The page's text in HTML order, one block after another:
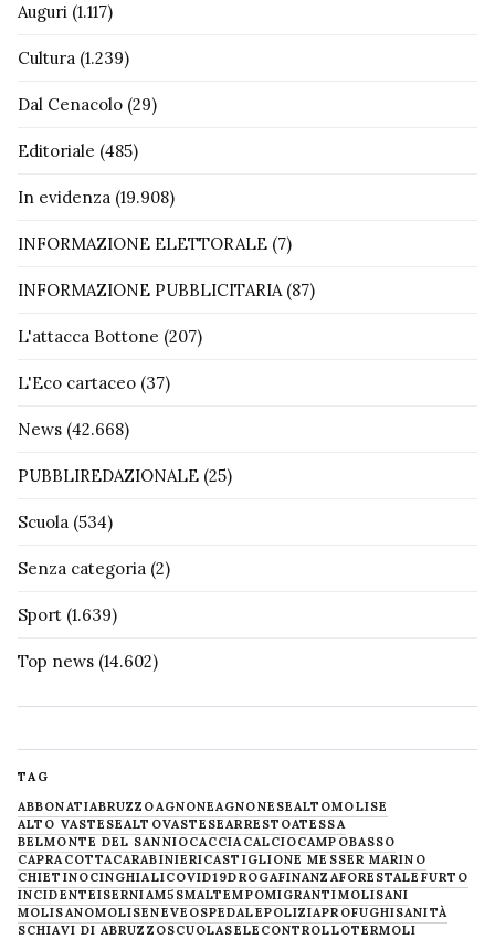
Auguri (1.117)
Cultura (1.239)
Dal Cenacolo (29)
Editoriale (485)
In evidenza (19.908)
INFORMAZIONE ELETTORALE (7)
INFORMAZIONE PUBBLICITARIA(87)
L'attacca Bottone (207)
L'Eco cartaceo (37)
News (42.668)
PUBBLIREDAZIONALE (25)
Scuola (534)
Senza categoria (2)
Sport (1.639)
Top news (14.602)
TAG
ABBONATIABRUZZOAGNONEAGNONESEALTOMOLISE
ALTO VASTESEALTOVASTESEARRESTOATESSA
BELMONTE DEL SANNIOCACCIACALCIOCAMPOBASSO
CAPRACOTTACARABINIERICASTIGLIONE MESSER MARINO
CHIETINOCINGHIALICOVID19DROGAFINANZAFORESTALE FURTO
INCIDENTEISERNIAM5SMALTEMPOMIGRANTIMOLISANI
MOLISANOMOLISENEVE OSPEDALEPOLIZIAPROFUGHISANITÀ
SCHIAVI DI ABRUZZOSCUOLASELECONTROLLOTERMOLI